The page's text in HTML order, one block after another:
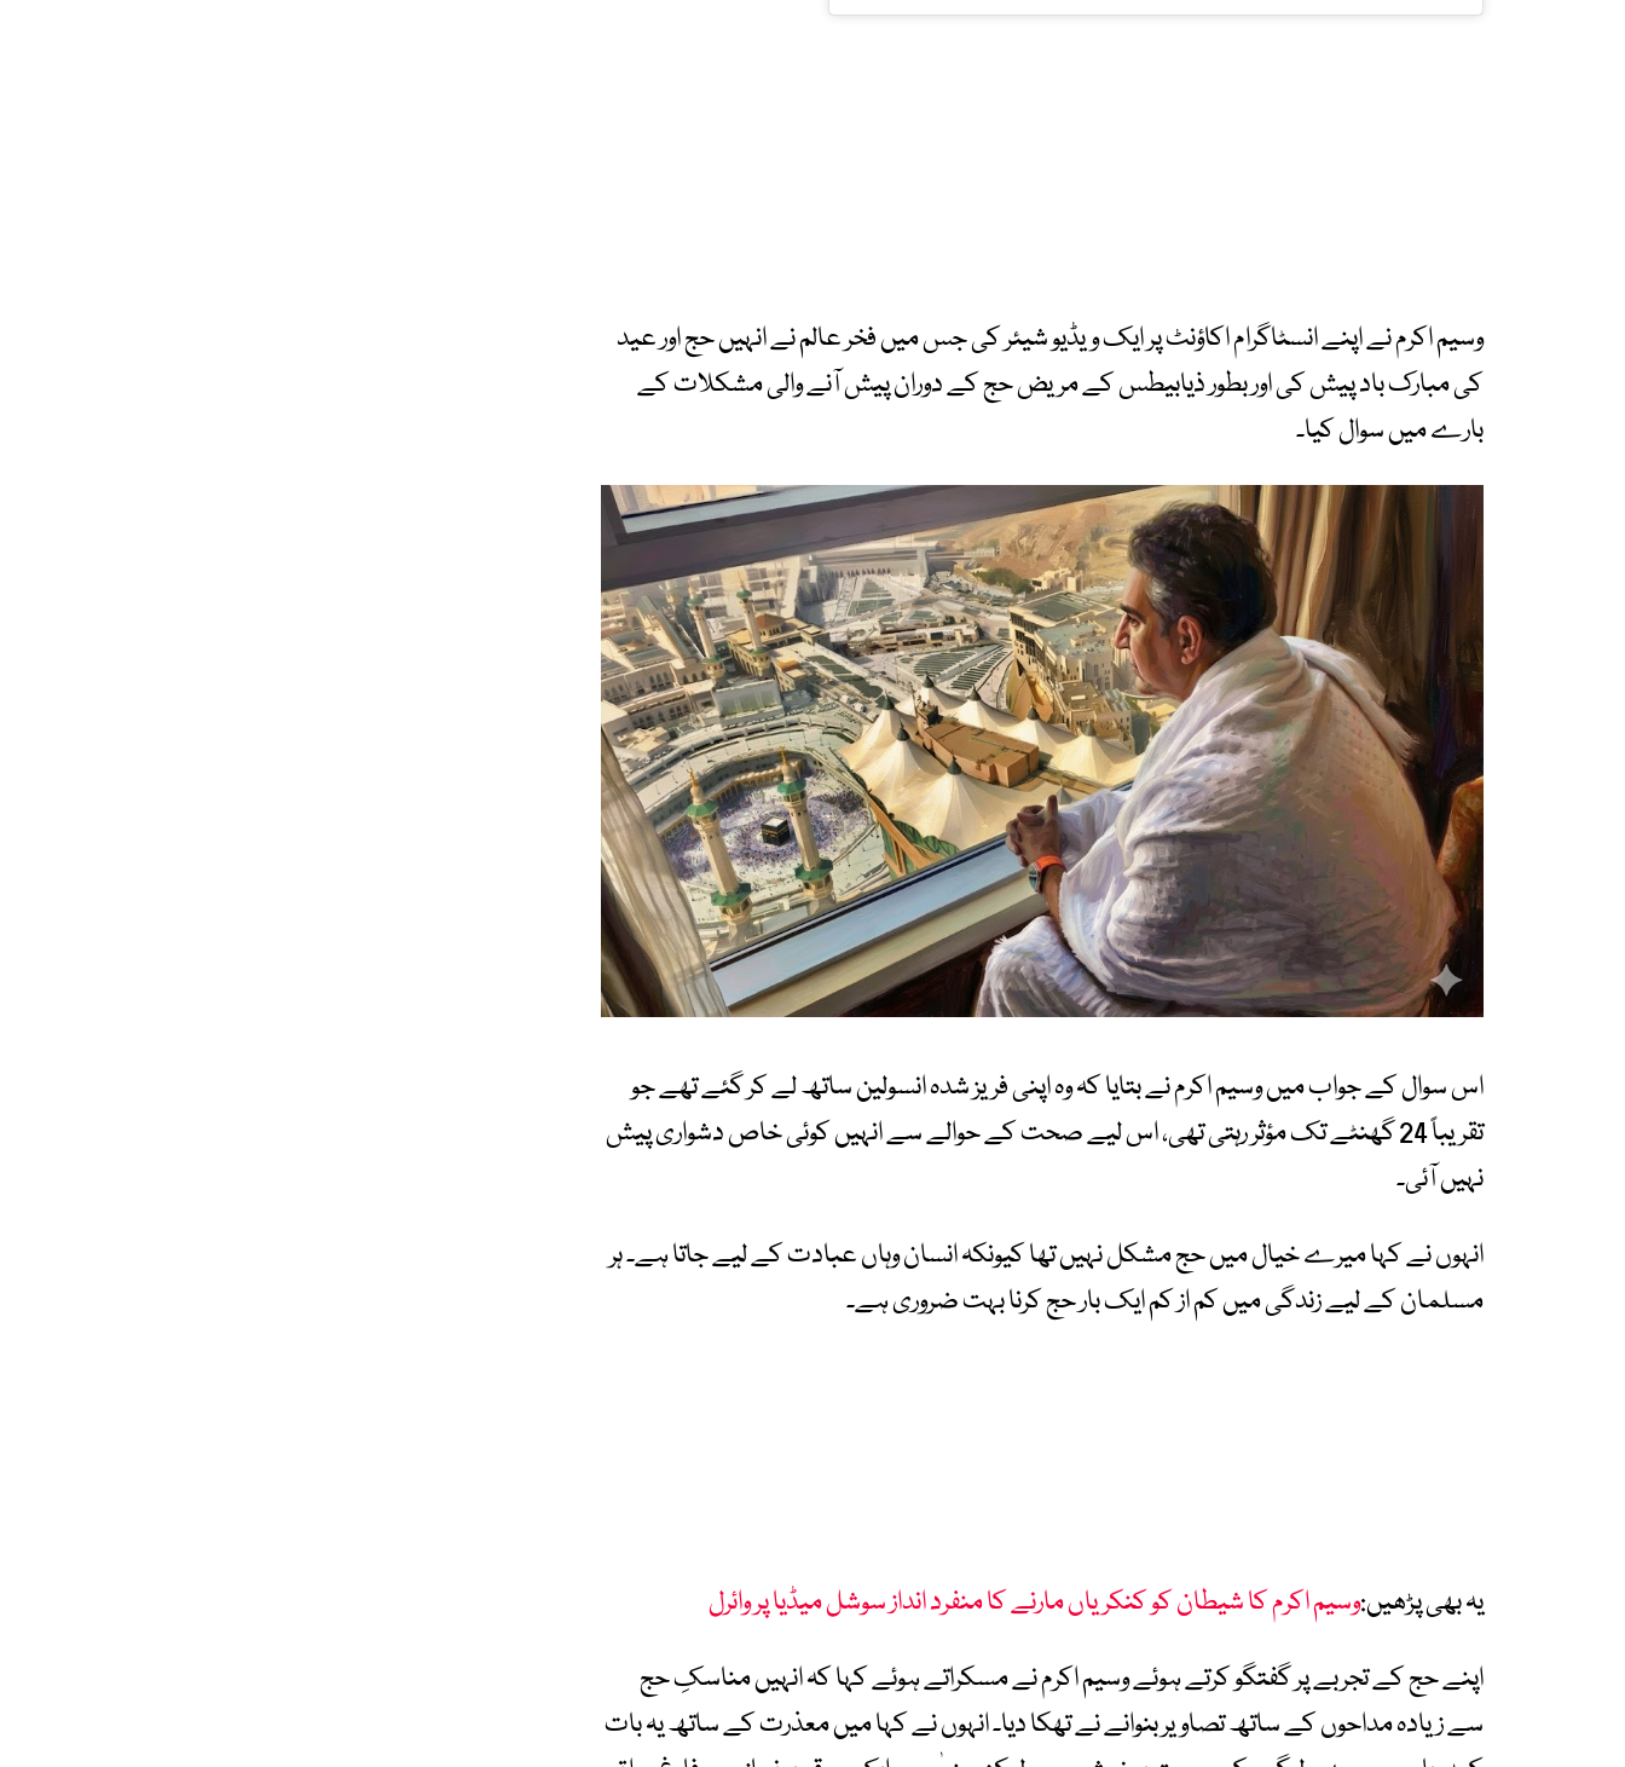
وسیم اکرم نے اپنے انسٹاگرام اکاؤنٹ پر ایک ویڈیو شیئر کی جس میں فخر عالم نے انہیں حج اور عید
کی مبارک باد پیش کی اور بطور ذیابیطس کے مریض حج کے دوران پیش آنے والی مشکلات کے
بارے میں سوال کیا۔
اس سوال کے جواب میں وسیم اکرم نے بتایا کہ وہ اپنی فریز شدہ انسولین ساتھ لے کر گئے تھے جو
تقریباً 24 گھنٹے تک مؤثر رہتی تھی، اس لیے صحت کے حوالے سے انہیں کوئی خاص دشواری پیش
نہیں آئی۔
انہوں نے کہا میرے خیال میں حج مشکل نہیں تھا کیونکہ انسان وہاں عبادت کے لیے جاتا ہے۔ ہر
مسلمان کے لیے زندگی میں کم از کم ایک بار حج کرنا بہت ضروری ہے۔
یہ بھی پڑھیں:وسیم اکرم کا شیطان کو کنکریاں مارنے کا منفرد انداز سوشل میڈیا پر وائرل
اپنے حج کے تجربے پر گفتگو کرتے ہوئے وسیم اکرم نے مسکراتے ہوئے کہا کہ انہیں مناسکِ حج
سے زیادہ مداحوں کے ساتھ تصاویر بنوانے نے تھکا دیا۔ انہوں نے کہا میں معذرت کے ساتھ یہ بات